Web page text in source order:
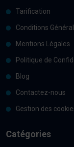
Tarification
Conditions
Mentions Légales
Politique de
Blog
Contactez-nous
Gestion des
Catégories